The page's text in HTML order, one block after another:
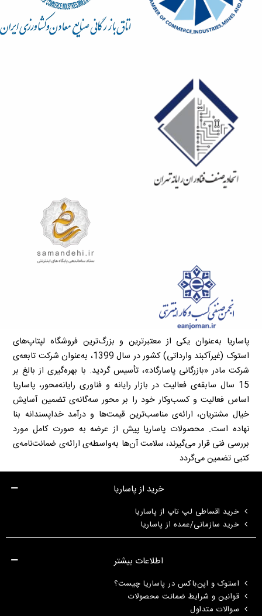
پاساریا به‌عنوان یکی از معتبرترین و بزرگ‌ترین فروشگاه لپتاپ‌های
استوک (غیرآکبند وارداتی) کشور در سال 1399، به‌عنوان شرکت تابعه‌ی
شرکت مادر «بازرگانی پاسارگاد»، تأسیس گردید. با بهره‌گیری از بالغ بر
15 سال سابقه‌ی فعالیت در بازار رایانه و فناوری رایانه‌محور، پاساریا
اساس فعالیت و کسب‌وکار خود را بر محور سه‌گانه‌ی تضمین آسایش
خیال مشتریان، ارائه‌ی مناسب‌ترین قیمت‌ها و درآمد خداپسندانه بنا
نهاده است. محصولات پاساریا پیش از عرضه به صورت کامل مورد
بررسی فنی قرار می‌گیرند، سلامت آن‌ها به‌واسطه‌ی ارائه‌ی ضمانت‌نامه‌ی
کتبی تضمین می‌گردد
خرید از پاساریا
خرید اقساطی لپ تاپ از پاساریا
خرید سازمانی/عمده از پاساریا
اطلاعات بیشتر
استوک و اپن‌باکس در پاساریا چیست؟
قوانین و شرایط ضمانت محصولات
سوالات متداول